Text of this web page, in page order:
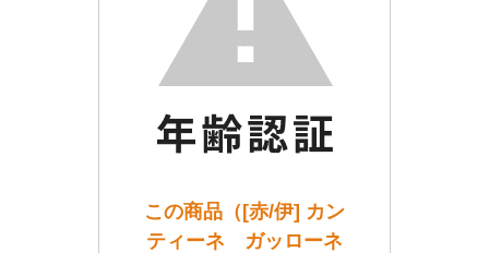
この商品（[赤/伊] カン
ティーネ ガッローネ